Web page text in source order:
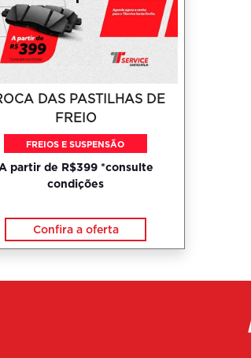
DAS PASTILHAS DE
FREIO
FREIOS E SUSPENSÃO
partir de R$399 *consulte
condições
Confira a oferta